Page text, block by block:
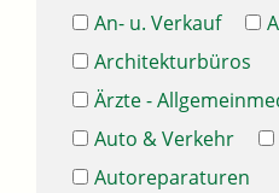
An- u. Verkauf
Architekturbüros
Ärzte -
Auto & Verkehr
Autoreparaturen